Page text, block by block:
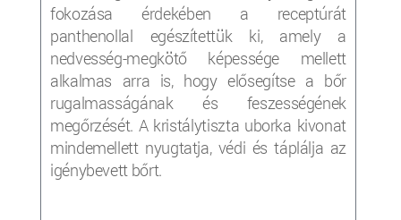
fokozása érdekében a receptúrát
panthenollal egészítettük ki, amely a
nedvesség-megkötő képessége mellett
alkalmas arra is, hogy elősegítse a bőr
rugalmasságának és feszességének
megőrzését. A kristálytiszta uborka kivonat
mindemellett nyugtatja, védi és táplálja az
igénybevett bőrt.